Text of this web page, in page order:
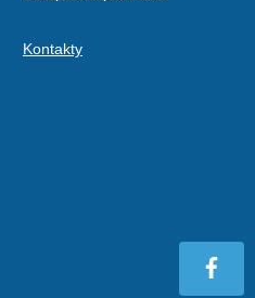
Kontakty